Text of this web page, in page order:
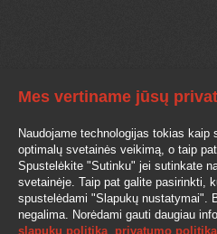
Mes vertiname jūsų
Naudojame technologijas tokias kaip
optimalų svetainės veikimą, o taip
Spustelėkite "Sutinku" jei sutinkate
svetainėje. Taip pat galite pasirinkti,
spustelėdami "Slapukų nustatymai".
negalima. Norėdami gauti daugiau
slapukų politiką, privatumo politiką